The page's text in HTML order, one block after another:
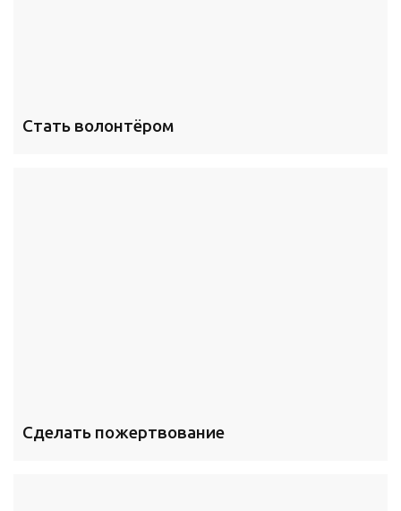
Стать волонтёром
Сделать пожертвование